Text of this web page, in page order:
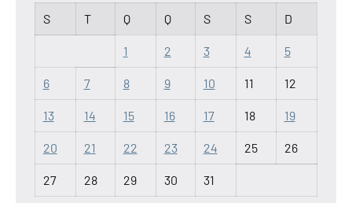
S
T Q Q S S D
1 2 3 4 5
6 7 8 9 10 11 12
13 14 15 16 17 18 19
20 21 22 23 24 25 26
27 28 29 30 31